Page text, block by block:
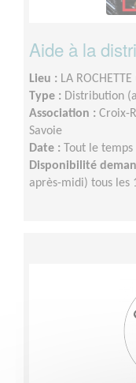
Aide à la
Lieu : LA
Type : Distribution
Association : Croix-
Savoie
Date : Tout le temps
Disponibilité
après-midi) tous les